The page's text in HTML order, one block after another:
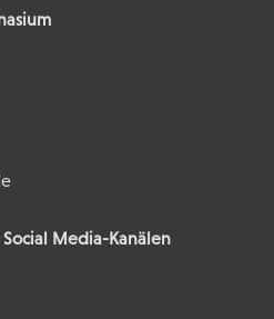
Media-Kanälen